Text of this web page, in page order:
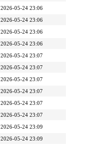
2026-05-24 23:06
2026-05-24 23:06
2026-05-24 23:06
2026-05-24 23:06
2026-05-24 23:07
2026-05-24 23:07
2026-05-24 23:07
2026-05-24 23:07
2026-05-24 23:07
2026-05-24 23:07
2026-05-24 23:09
2026-05-24 23:09